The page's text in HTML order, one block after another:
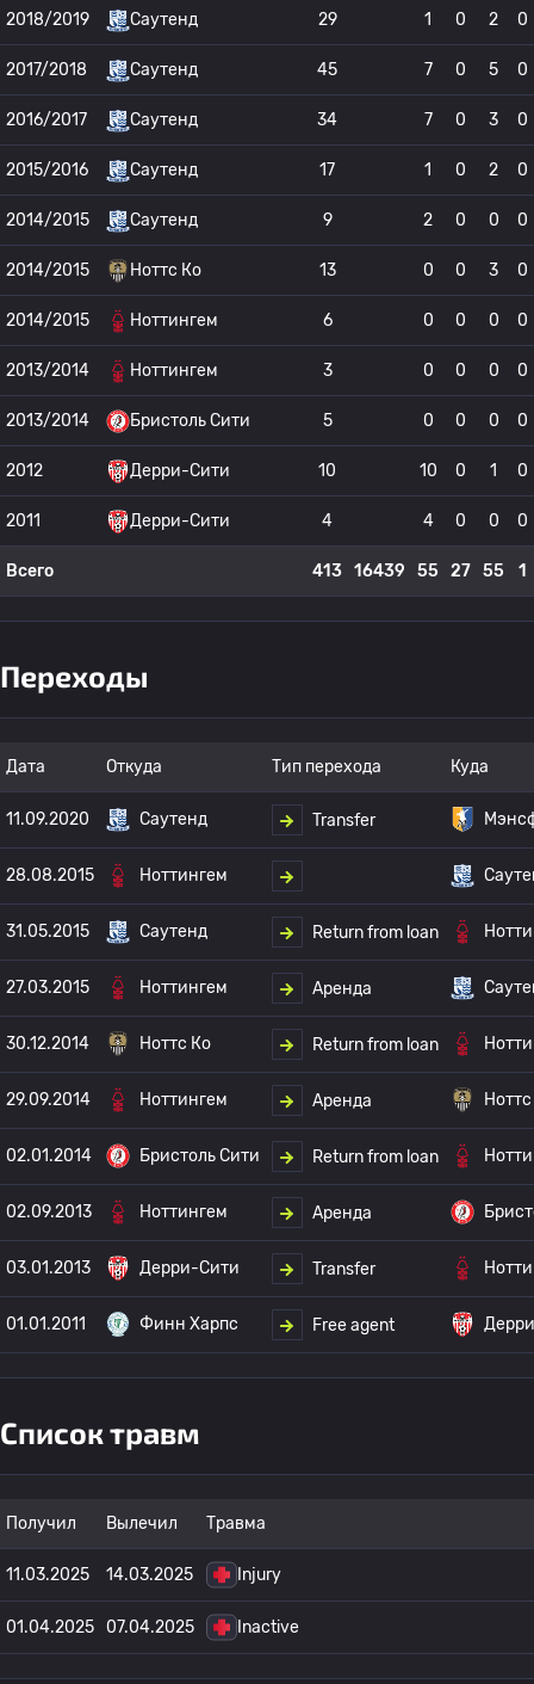
2018/2019 Саутенд 29 1 0 2 0
2017/2018 Саутенд 45 7 0 5 0
2016/2017 Саутенд 34 7 0 3 0
2015/2016 Саутенд 17 1 0 2 0
2014/2015 Саутенд 9 2 0 0 0
2014/2015 Ноттс Ко 13 0 0 3 0
2014/2015 Ноттингем 6 0 0 0 0
2013/2014 Ноттингем 3 0 0 0 0
2013/2014 Бристоль Сити 5 0 0 0 0
2012 Дерри-Сити 10 10 0 1 0
2011 Дерри-Сити 4 4 0 0 0
Всего 413 16439 55 27 55 1
Переходы
Дата Откуда Тип перехода Куда
11.09.2020 Саутенд Transfer
28.08.2015 Ноттингем
31.05.2015 Саутенд Return from loan
27.03.2015 Ноттингем Аренда
30.12.2014 Ноттс Ко Return from loan
29.09.2014 Ноттингем Аренда
02.01.2014 Бристоль Сити Return from loan
02.09.2013 Ноттингем Аренда
03.01.2013 Дерри-Сити Transfer
01.01.2011 Финн Харпс Free agent
Список травм
Получил Вылечил Травма
11.03.2025 14.03.2025 Injury
01.04.2025 07.04.2025 Inactive